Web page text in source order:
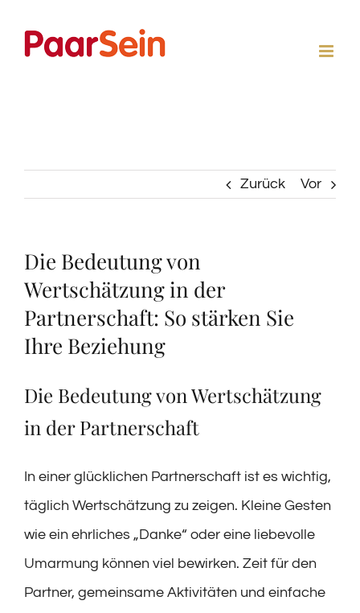
Inhalt
Zurück Vor
Die Bedeutung von
Wertschätzung in der
Partnerschaft: So stärken Sie
Ihre Beziehung
Die Bedeutung von Wertschätzung
in der Partnerschaft
In einer glücklichen Partnerschaft ist es wichtig,
täglich Wertschätzung zu zeigen. Kleine Gesten
wie ein ehrliches „Danke“ oder eine liebevolle
Umarmung können viel bewirken. Zeit für den
Partner, gemeinsame Aktivitäten und einfache